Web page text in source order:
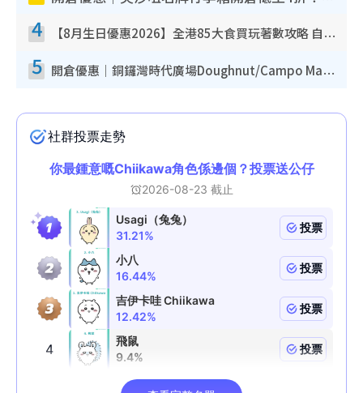
4 【8月生日優惠2026】全港85大食買玩著數攻略 自助餐/火鍋放題同行免費＋誠品/DONKI送現金券
5 開倉優惠｜銅鑼灣時代廣場Doughnut/Campo Marzio開倉低至1折！背囊、書包、手袋劈價$200起